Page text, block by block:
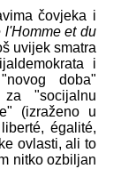
čovjeka i
l'Homme et du
uvijek smatra
i
doba"
"socijalnu
(izraženo u
égalité,
ovlasti, ali to
nitko ozbiljan